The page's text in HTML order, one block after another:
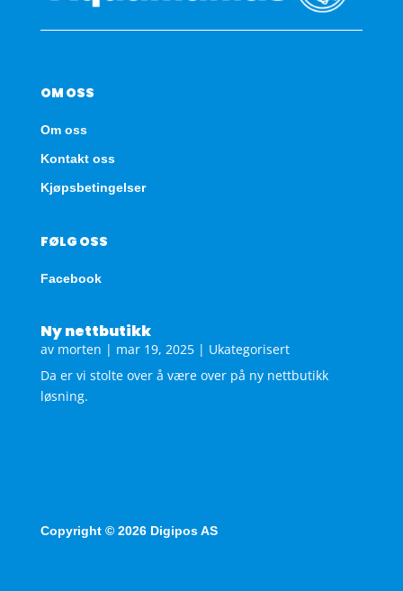
OM OSS
Om oss
Kontakt oss
Kjøpsbetingelser
FØLG OSS
Facebook
Ny nettbutikk
av morten | mar 19, 2025| Ukategorisert
Da er vi stolte over å være over på ny nettbutikk
løsning.
Copyright © 2026 Digipos AS